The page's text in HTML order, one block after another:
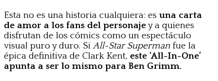
Esta no es una historia cualquiera: es una carta
de amor a los fans del personajey a quienes
disfrutan de los cómics como un espectáculo
visual puro y duro. SiAll-Star Superman fue la
épica definitiva de Clark Kent, este ‘All-In-One’
apunta a ser lo mismo para Ben Grimm.